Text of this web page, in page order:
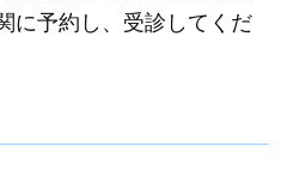
に予約し、受診してくだ